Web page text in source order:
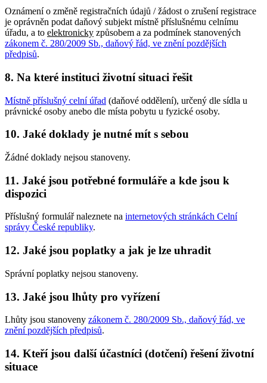
Oznámení o změně registračních údajů / žádost o zrušení registrace
je oprávněn podat daňový subjekt místně příslušnému celnímu
úřadu, a to elektronicky způsobem a za podmínek stanovených
zákonem č. 280/2009 Sb., daňový řád, ve znění pozdějších
předpisů.
8. Na které instituci životní situaci řešit
Místně příslušný celní úřad (daňové oddělení), určený dle sídla u
právnické osoby anebo dle místa pobytu u fyzické osoby.
10. Jaké doklady je nutné mít s sebou
Žádné doklady nejsou stanoveny.
11. Jaké jsou potřebné formuláře a kde jsou k
dispozici
Příslušný formulář naleznete na internetových stránkách Celní
správy České republiky.
12. Jaké jsou poplatky a jak je lze uhradit
Správní poplatky nejsou stanoveny.
13. Jaké jsou lhůty pro vyřízení
Lhůty jsou stanoveny zákonem č. 280/2009 Sb., daňový řád, ve
znění pozdějších předpisů.
14. Kteří jsou další účastníci (dotčení) řešení životní
situace